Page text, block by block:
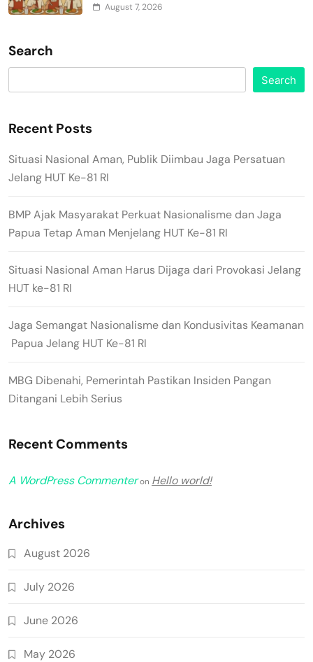
August 7, 2026
Search
Search
Recent Posts
Situasi Nasional Aman, Publik Diimbau Jaga Persatuan
Jelang HUT Ke-81 RI
BMP Ajak Masyarakat Perkuat Nasionalisme dan Jaga
Papua Tetap Aman Menjelang HUT Ke-81 RI
Situasi Nasional Aman Harus Dijaga dari Provokasi Jelang
HUT ke-81 RI
Jaga Semangat Nasionalisme dan Kondusivitas Keamanan
Papua Jelang HUT Ke-81 RI
MBG Dibenahi, Pemerintah Pastikan Insiden Pangan
Ditangani Lebih Serius
Recent Comments
A WordPress Commenteron Hello world!
Archives
August 2026
July 2026
June 2026
May 2026